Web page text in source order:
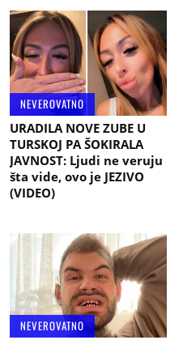
NEVEROVATNO
URADILA NOVE ZUBE U
TURSKOJ PA ŠOKIRALA
JAVNOST: Ljudi ne veruju
šta vide, ovo je JEZIVO
(VIDEO)
NEVEROVATNO